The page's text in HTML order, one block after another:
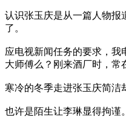
认识张玉庆是从一篇人物报
了。
应电视新闻任务的要求，我
大师傅么？刚来酒厂时，常
寒冷的冬季走进张玉庆简洁
也许是陌生让李琳显得拘谨